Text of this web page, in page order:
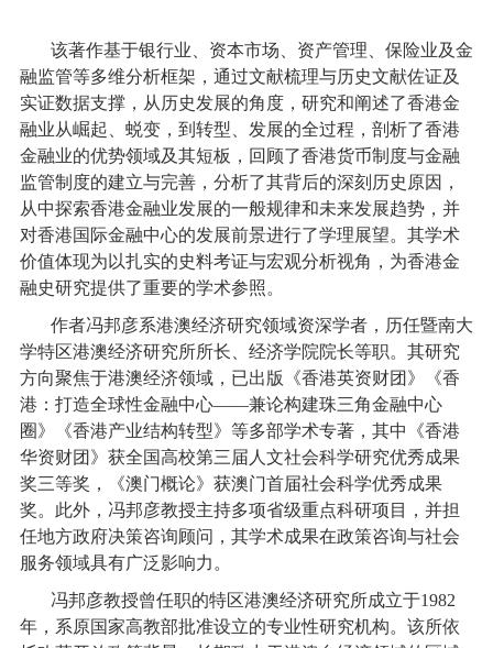
该著作基于银行业、资本市场、资产管理、保险业及金
融监管等多维分析框架，通过文献梳理与历史文献佐证及
实证数据支撑，从历史发展的角度，研究和阐述了香港金
融业从崛起、蜕变，到转型、发展的全过程，剖析了香港
金融业的优势领域及其短板，回顾了香港货币制度与金融
监管制度的建立与完善，分析了其背后的深刻历史原因，
从中探索香港金融业发展的一般规律和未来发展趋势，并
对香港国际金融中心的发展前景进行了学理展望。其学术
价值体现为以扎实的史料考证与宏观分析视角，为香港金
融史研究提供了重要的学术参照。
作者冯邦彦系港澳经济研究领域资深学者，历任暨南大
学特区港澳经济研究所所长、经济学院院长等职。其研究
方向聚焦于港澳经济领域，已出版《香港英资财团》《香
港：打造全球性金融中心——兼论构建珠三角金融中心
圈》《香港产业结构转型》等多部学术专著，其中《香港
华资财团》获全国高校第三届人文社会科学研究优秀成果
奖三等奖，《澳门概论》获澳门首届社会科学优秀成果
奖。此外，冯邦彦教授主持多项省级重点科研项目，并担
任地方政府决策咨询顾问，其学术成果在政策咨询与社会
服务领域具有广泛影响力。
冯邦彦教授曾任职的特区港澳经济研究所成立于1982
年，系原国家高教部批准设立的专业性研究机构。该所依